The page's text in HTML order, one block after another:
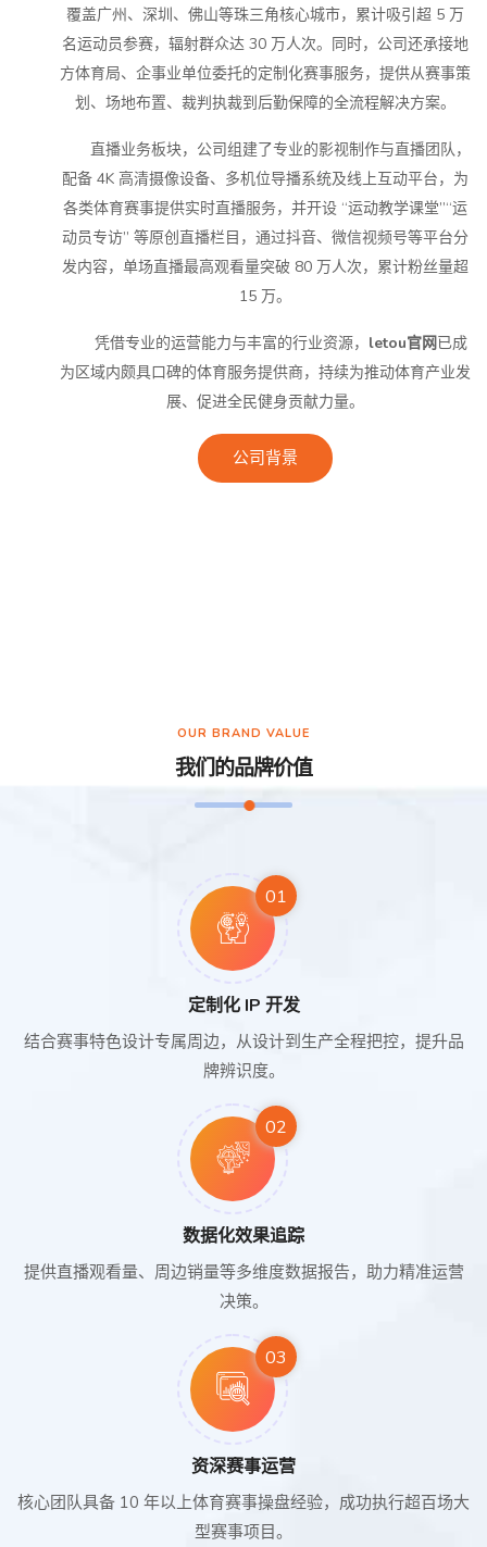
覆盖广州、深圳、佛山等珠三角核心城市，累计吸引超 5 万
名运动员参赛，辐射群众达 30 万人次。同时，公司还承接地
方体育局、企事业单位委托的定制化赛事服务，提供从赛事策
划、场地布置、裁判执裁到后勤保障的全流程解决方案。
直播业务板块，公司组建了专业的影视制作与直播团队，
配备 4K 高清摄像设备、多机位导播系统及线上互动平台，为
各类体育赛事提供实时直播服务，并开设 “运动教学课堂”“运
动员专访” 等原创直播栏目，通过抖音、微信视频号等平台分
发内容，单场直播最高观看量突破 80 万人次，累计粉丝量超
15 万。
凭借专业的运营能力与丰富的行业资源， letou官网已成
为区域内颇具口碑的体育服务提供商，持续为推动体育产业发
展、促进全民健身贡献力量。
公司背景
OUR BRAND VALUE
我们的品牌价值
01
定制化 IP 开发
结合赛事特色设计专属周边，从设计到生产全程把控，提升品
牌辨识度。
02
数据化效果追踪
提供直播观看量、周边销量等多维度数据报告，助力精准运营
决策。
03
资深赛事运营
核心团队具备 10 年以上体育赛事操盘经验，成功执行超百场大
型赛事项目。